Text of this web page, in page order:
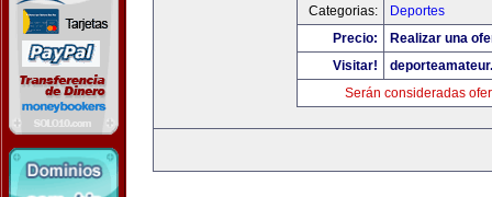
Categorias:
Deportes
Precio:
Realizar una
Visitar!
Serán consideradas